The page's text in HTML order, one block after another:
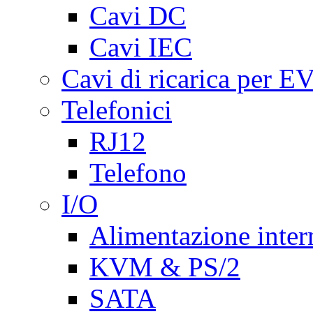
Cavi DC
Cavi IEC
Cavi di ricarica per
Telefonici
RJ12
Telefono
I/O
Alimentazione
KVM & PS/2
SATA